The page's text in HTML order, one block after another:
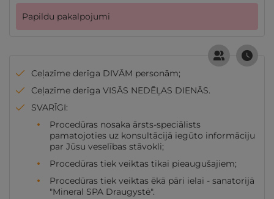
Papildu pakalpojumi
Ceļazīme derīga DIVĀM personām;
Ceļazīme derīga VISĀS NEDĒĻAS DIENĀS.
SVARĪGI:
Procedūras nosaka ārsts-speciālists
pamatojoties uz konsultācijā iegūto informāciju
par Jūsu veselības stāvokli;
Procedūras tiek veiktas tikai pieaugušajiem;
Procedūras tiek veiktas ēkā pāri ielai - sanatorijā
"Mineral SPA Draugystė".